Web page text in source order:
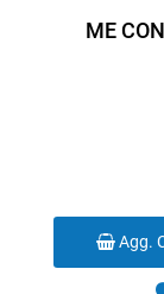
ME
Agg.